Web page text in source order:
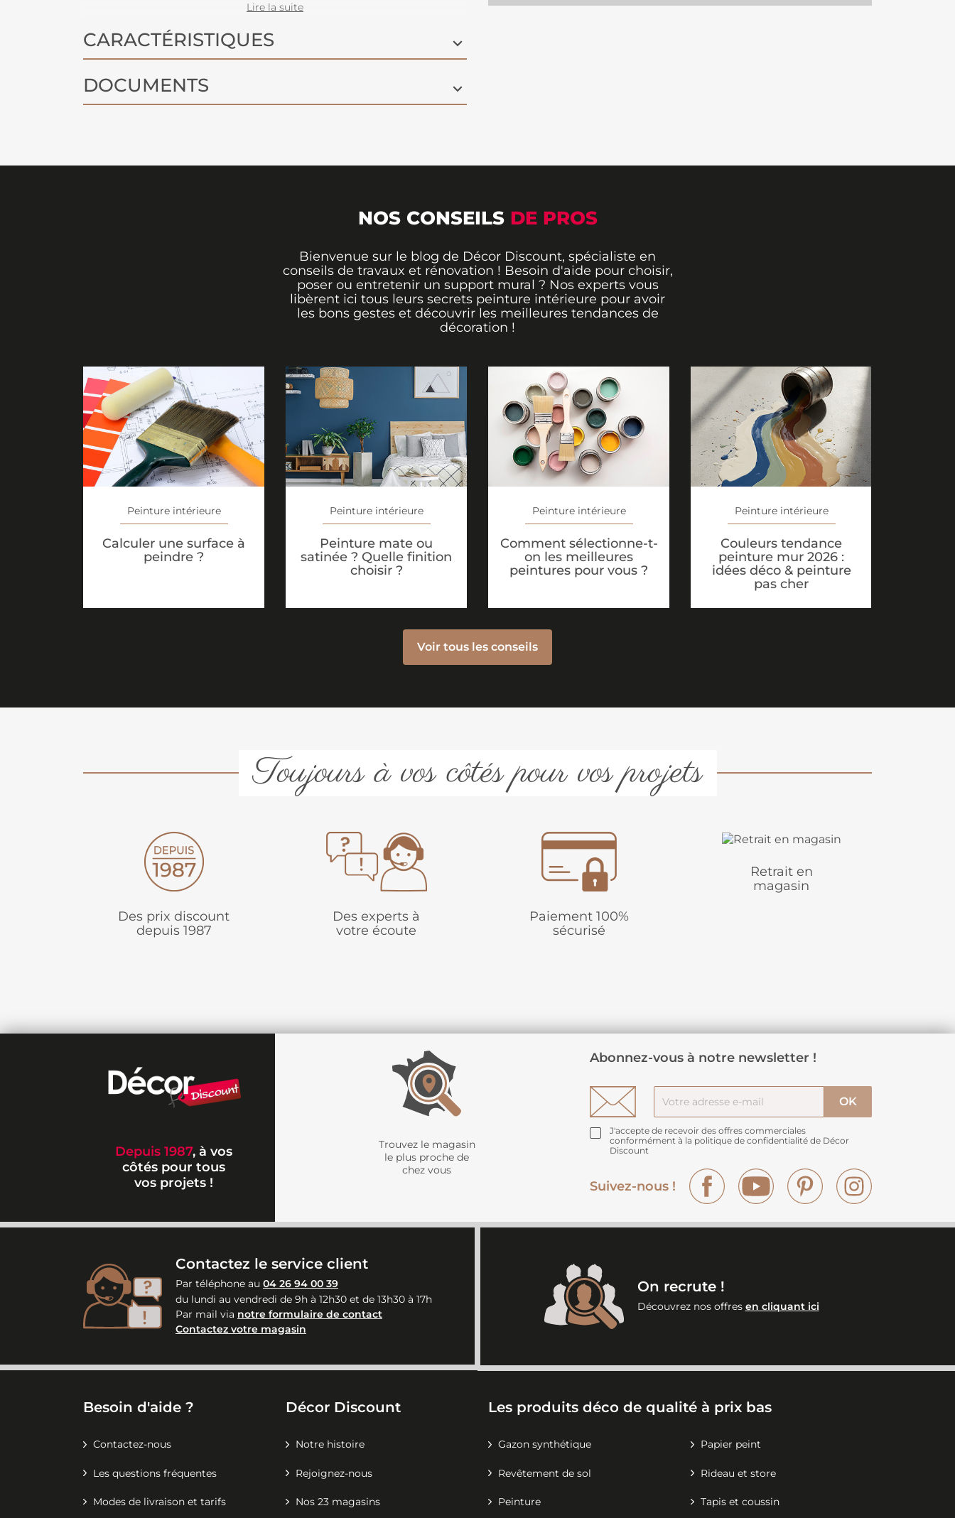
tendance et pratique car il permet de masquer les défauts
Lire la suite
CARACTÉRISTIQUES
DOCUMENTS
NOS CONSEILS DE PROS
Bienvenue sur le blog de Décor Discount, spécialiste en
conseils de travaux et rénovation ! Besoin d'aide pour choisir,
poser ou entretenir un support mural ? Nos experts vous
libèrent ici tous leurs secrets peinture intérieure pour avoir
les bons gestes et découvrir les meilleures tendances de
décoration !
Peinture intérieure
Calculer une surface à
peindre ?
Peinture intérieure
Peinture mate ou
satinée ? Quelle finition
choisir ?
Peinture intérieure
Comment sélectionne-t-
on les meilleures
peintures pour vous ?
Peinture intérieure
Couleurs tendance
peinture mur 2026 :
idées déco & peinture
pas cher
Voir tous les conseils
Toujours à vos côtés pour vos projets
Des prix discount
depuis 1987
Des experts à
votre écoute
Paiement 100%
sécurisé
Retrait en
magasin
Depuis 1987, à vos
côtés pour tous
vos projets !
Trouvez le magasin
le plus proche de
chez vous
Abonnez-vous à notre newsletter !
J'accepte de recevoir des offres commerciales
conformément à la politique de confidentialité de Décor
Discount
Suivez-nous !
Facebook YouTube Pinterest
Contactez le service client
Par téléphone au 04 26 94 00 39
du lundi au vendredi de 9h à 12h30 et de 13h30 à 17h
Par mail via notre formulaire de contact
Contactez votre magasin
On recrute !
Découvrez nos offres en cliquant ici
Besoin d'aide ?
Contactez-nous
Les questions fréquentes
Modes de livraison et tarifs
Décor Discount
Notre histoire
Rejoignez-nous
Nos 23 magasins
Les produits déco de qualité à prix bas
Gazon synthétique Papier peint
Revêtement de sol Rideau et store
Peinture Tapis et coussin